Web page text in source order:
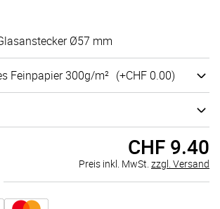
Ø57 mm
Fein­papier 300g/m² (+CHF 0.00)
CHF 9.40
Preis inkl. MwSt. zzgl. Versand